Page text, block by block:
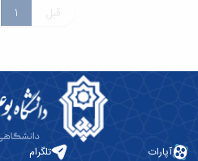
قبل 1
آپارات تلگرام